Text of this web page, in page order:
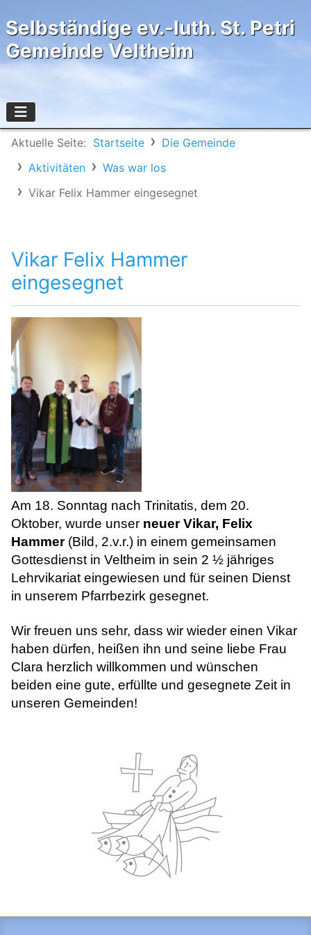
Selbständige ev.-luth. St. Petri
Gemeinde Veltheim
Aktuelle Seite: Startseite
Die Gemeinde
Aktivitäten
Was war los
Vikar Felix Hammer eingesegnet
Vikar Felix Hammer
eingesegnet
Am 18. Sonntag nach Trinitatis, dem 20.
Oktober, wurde unser neuer Vikar, Felix
Hammer (Bild, 2.v.r.) in einem gemeinsamen
Gottesdienst in Veltheim in sein 2 ½ jähriges
Lehrvikariat eingewiesen und für seinen Dienst
in unserem Pfarrbezirk gesegnet.
Wir freuen uns sehr, dass wir wieder einen Vikar
haben dürfen, heißen ihn und seine liebe Frau
Clara herzlich willkommen und wünschen
beiden eine gute, erfüllte und gesegnete Zeit in
unseren Gemeinden!